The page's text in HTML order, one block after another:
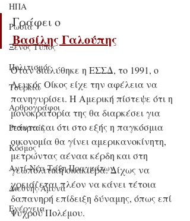
ΗΠΑ
Ρωσία
Ξένος Τύπος
Πολιτισμός
Τουρκία
Αρθρογράφοι
Ρεπορτάζ
Κόσμος
Αντί-Νέα Τάξη Πραγμάτων
Διεθνής Άμυνα
Ενέργεια
Γράφει ο
Βασίλης Γαλούπης
Όταν διαλύθηκε η ΕΣΣΔ, το 1991, ο
Λευκός Οίκος είχε την αφέλεια να
πανηγυρίσει. Η Αμερική πίστεψε ότι η
μονοκρατορία της θα διαρκέσει για
πάντα και ότι στο εξής η παγκόσμια
οικονομία θα γίνει αμερικανοκίνητη,
μετρώντας αέναα κέρδη και στη
γεωπολιτική σκακιέρα. Δίχως να
χρειάζεται πλέον να κάνει τέτοια
δαπανηρή επίδειξη δύναμης, όπως επί
Ψυχρού Πολέμου.